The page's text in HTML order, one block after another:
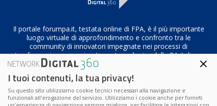
Il portale forumpa.it, testata online di FPA, è il più importante
luogo virtuale di approfondimento e confronto tra le
community di innovatori impegnate nei processi di
trasformazione organizzativa e tecnologica della PA italiana
Codice Fiscale/Partita IVA n. 10693191008 – R.E.A. Roma n.
1249791
I tuoi contenuti, la tua privacy!
Su questo sito utilizziamo cookie tecnici necessari alla navigazione e
funzionali all’erogazione del servizio. Utilizziamo i cookie anche per fornirti